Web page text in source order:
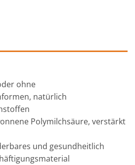
ohne
natürlich
Polymilchsäure, verstärkt
und gesundheitlich